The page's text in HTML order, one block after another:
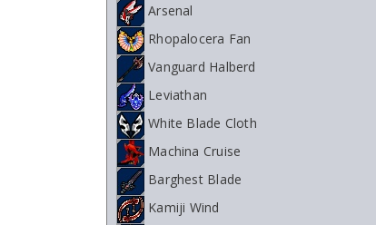
Arsenal
Rhopalocera Fan
Vanguard Halberd
Leviathan
White Blade Cloth
Machina Cruise
Barghest Blade
Kamiji Wind